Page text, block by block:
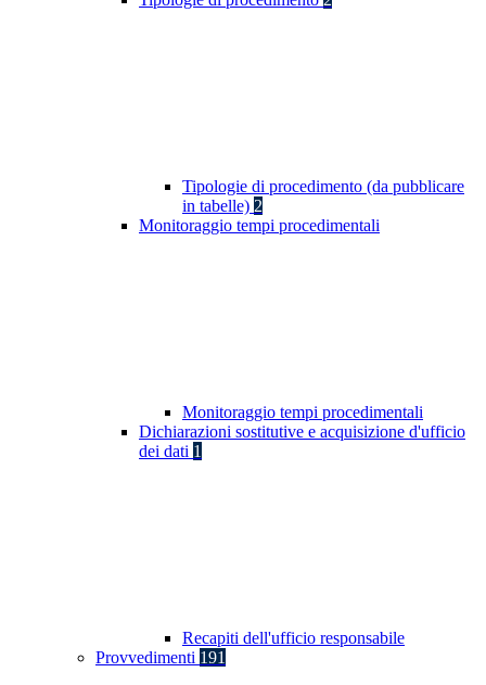
Tipologie di procedimento (da pubblicare
in tabelle) 2
Monitoraggio tempi procedimentali
Monitoraggio tempi procedimentali
Dichiarazioni sostitutive e acquisizione d'ufficio
dei dati 1
Recapiti dell'ufficio responsabile
Provvedimenti 191